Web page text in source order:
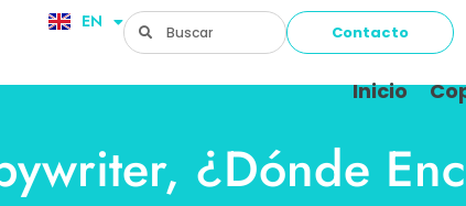
EN
FR Contacto
Inicio
¿dónde